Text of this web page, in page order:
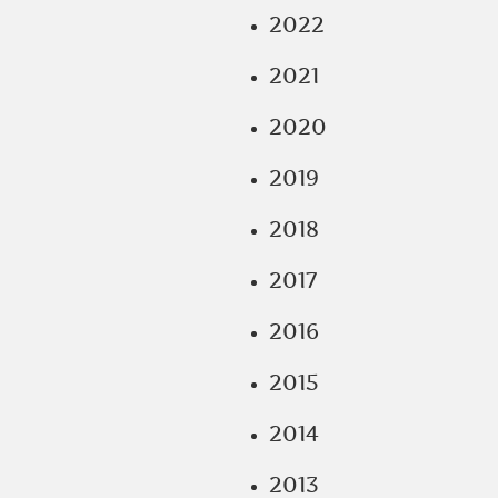
2022
2021
2020
2019
2018
2017
2016
2015
2014
2013